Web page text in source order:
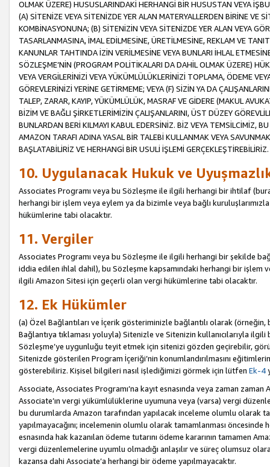
OLMAK ÜZERE) HUSUSLARINDAKİ HERHANGİ BİR HUSUSTAN VEYA
(A) SİTENİZE VEYA SİTENİZDE YER ALAN MATERYALLERDEN BİRİNE VE
KOMBİNASYONUNA; (B) SİTENİZİN VEYA SİTENİZDE YER ALAN VEYA
TASARLANMASINA, İMAL EDİLMESİNE, ÜRETİLMESİNE, REKLAM VE
KANUNLAR TAHTINDA İZİN VERİLMESİNE VEYA BUNLARI İHLAL
SÖZLEŞME’NİN (PROGRAM POLİTİKALARI DA DAHİL OLMAK ÜZERE)
VEYA VERGİLERİNİZİ VEYA YÜKÜMLÜLÜKLERİNİZİ TOPLAMA, ÖDEME
GÖREVLERİNİZİ YERİNE GETİRMEME; VEYA (F) SİZİN YA DA
TALEP, ZARAR, KAYIP, YÜKÜMLÜLÜK, MASRAF VE GİDERE (MAKUL
BİZİM VE BAĞLI ŞİRKETLERİMİZİN ÇALIŞANLARINI, ÜST DÜZEY
BUNLARDAN BERİ KILMAYI KABUL EDERSİNİZ. BİZ VEYA TEMSİLCİMİZ,
AMAZON TARAFI ADINA YASAL BİR TALEBİ KULLANMAK VEYA
BAŞLATABİLİRİZ VE HERHANGİ BİR USULİ İŞLEMİ GERÇEKLEŞTİREBİLİRİZ.
10. Uygulanacak Hukuk ve
Associates Programı veya bu Sözleşme ile ilgili herhangi bir ihtilaf
herhangi bir işlem veya eylem ya da bizimle veya bağlı
hükümlerine tabi olacaktır.
11. Vergiler
Associates Programı veya bu Sözleşme ile ilgili herhangi bir şekilde
iddia edilen ihlal dahil), bu Sözleşme kapsamındaki herhangi bir işlem
ilgili Amazon Sitesi için geçerli olan vergi hükümlerine tabi olacaktır.
12. Ek Hükümler
(a) Özel Bağlantıları ve İçerik gösteriminizle bağlantılı olarak
Bağlantıya tıklaması yoluyla) Sitenizle ve Sitenizin kullanıcılarıyla
Sözleşme’ye uygunluğu teyit etmek için sitenizi gözden geçirebilir,
Sitenizde gösterilen Program İçeriği’nin konumlandırılmasını
gösterebiliriz. Kişisel bilgileri nasıl işlediğimizi görmek için lütfen Ek-4
Associate, Associates Programı’na kayıt esnasında veya zaman
Associate’ın vergi yükümlülüklerine uyumuna veya (varsa) vergi
bu durumlarda Amazon tarafından yapılacak inceleme olumlu olarak
yapılmayacağını; incelemenin olumlu olarak tamamlanması
esnasında hak kazanılan ödeme tutarını ödeme kararının tamamen
vergi düzenlemelerine uyumlu olmadığı anlaşılır ve süreç olumsuz
kazansa dahi Associate’a herhangi bir ödeme yapılmayacaktır.